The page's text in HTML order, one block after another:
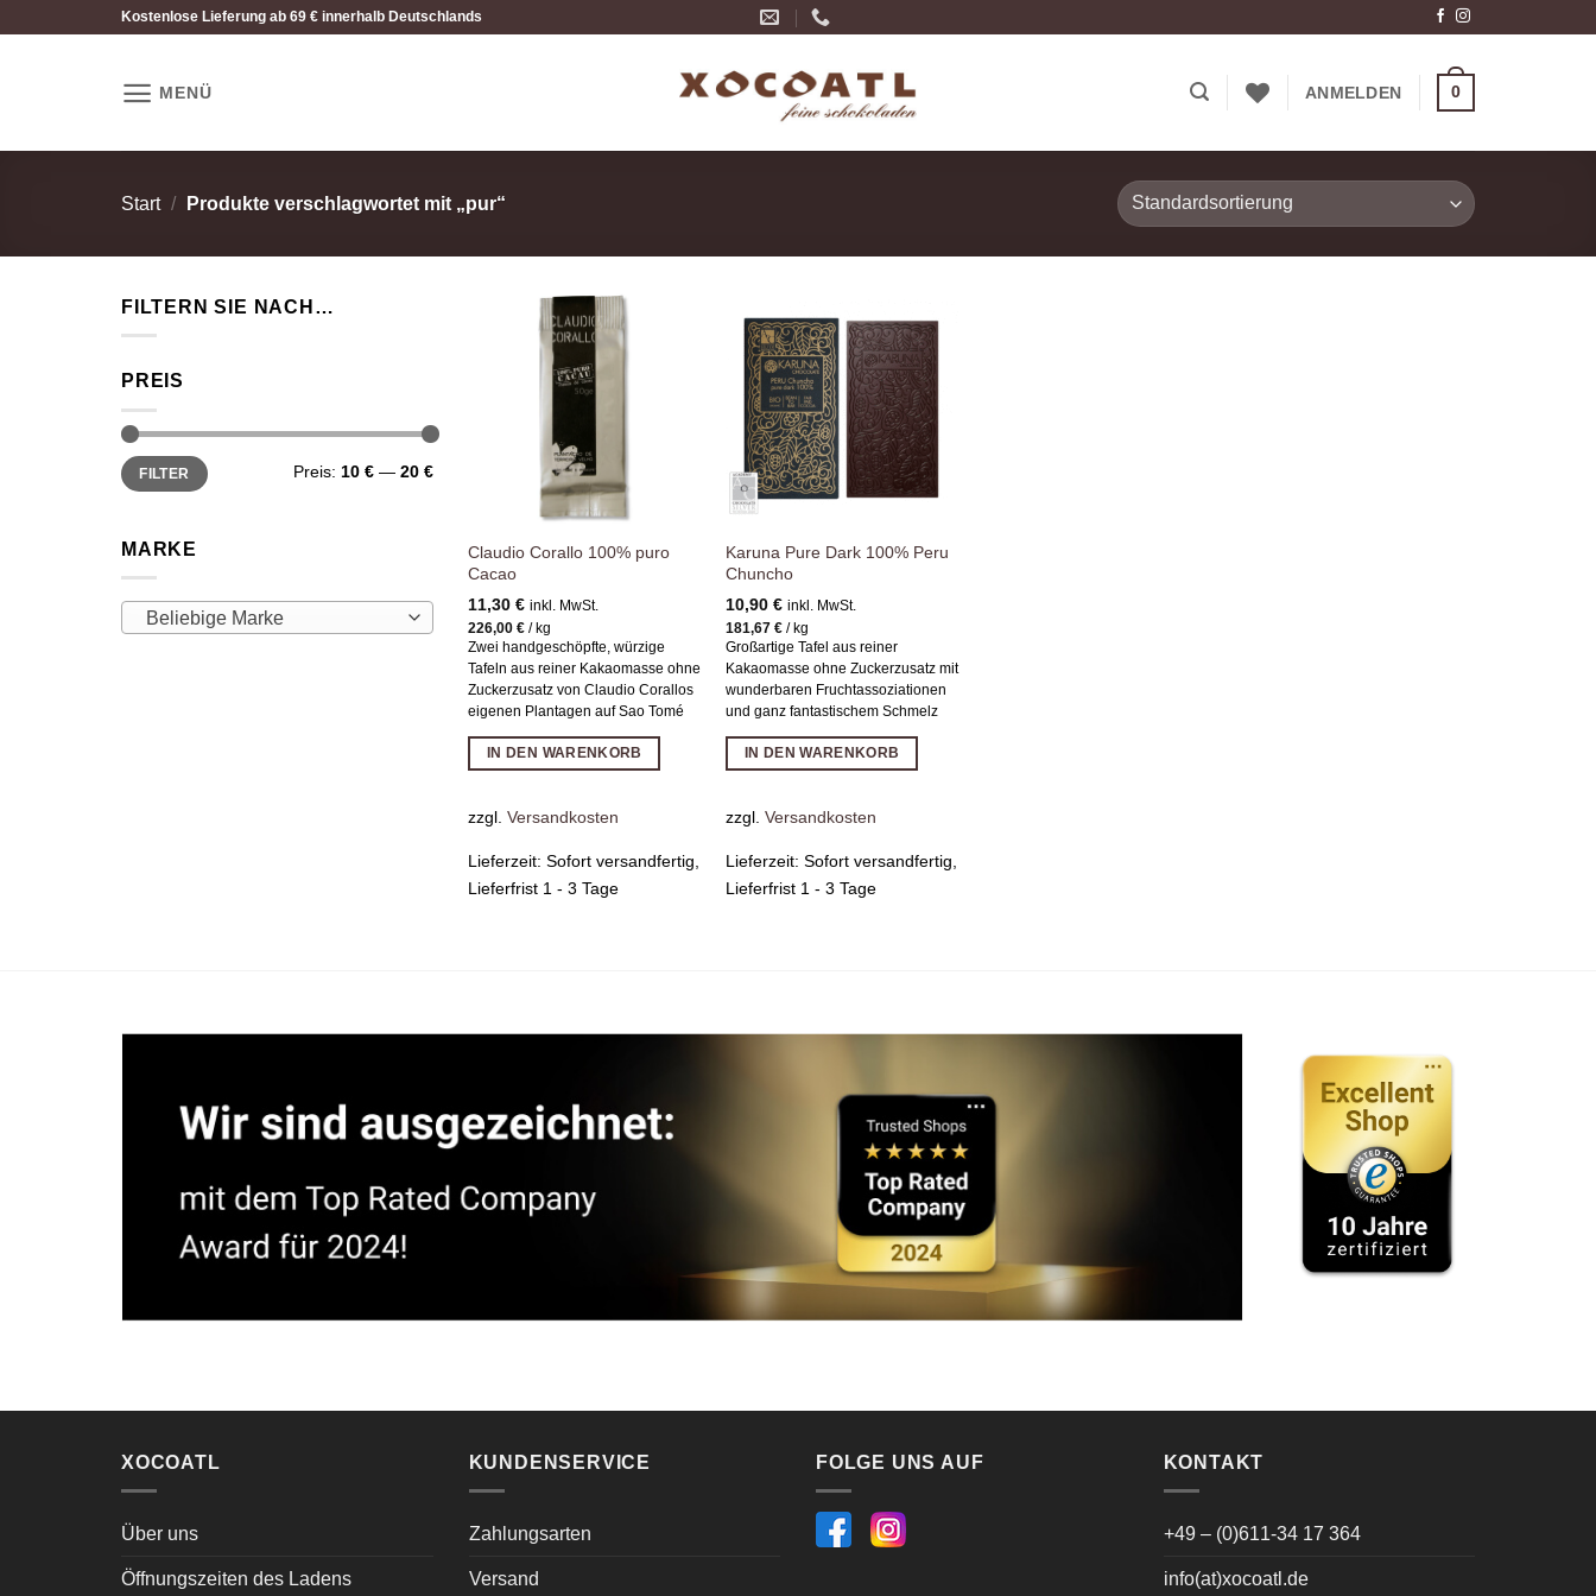
Kostenlose Lieferung ab 69 € innerhalb Deutschlands
MENÜ ANMELDEN 0
Start / Produkte verschlagwortet mit „pur“
FILTERN SIE NACH…
PREIS
Min.
Preis
Max.
PreisFILTER Preis: 10 €— 20 €
MARKE
Beliebige Marke
Claudio Corallo 100% puro
Cacao
11,30€ inkl. MwSt.
226,00€ / kg
Zwei handgeschöpfte, würzige
Tafeln aus reiner Kakaomasse ohne
Zuckerzusatz von Claudio Corallos
eigenen Plantagen auf Sao Tomé
IN DEN WARENKORB
zzgl.Versandkosten
Lieferzeit:Sofort versandfertig,
Lieferfrist 1 - 3 Tage
Zur
Wunschliste
hinzufügen
Karuna Pure Dark 100% Peru
Chuncho
10,90€ inkl. MwSt.
181,67€ / kg
Großartige Tafel aus reiner
Kakaomasse ohne Zuckerzusatz mit
wunderbaren Fruchtassoziationen
und ganz fantastischem Schmelz
IN DEN WARENKORB
zzgl.Versandkosten
Lieferzeit:Sofort versandfertig,
Lieferfrist 1 - 3 Tage
XOCOATL
Über uns
Öffnungszeiten des Ladens
KUNDENSERVICE
Zahlungsarten
Versand
FOLGE UNS AUF KONTAKT
+49 – (0)611-34 17 364
info(at)xocoatl.de